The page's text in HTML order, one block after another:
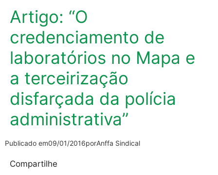
Artigo: “O
credenciamento de
laboratórios no Mapa e
a terceirização
disfarçada da polícia
administrativa”
Publicado em09/01/2016porAnffa Sindical
Compartilhe